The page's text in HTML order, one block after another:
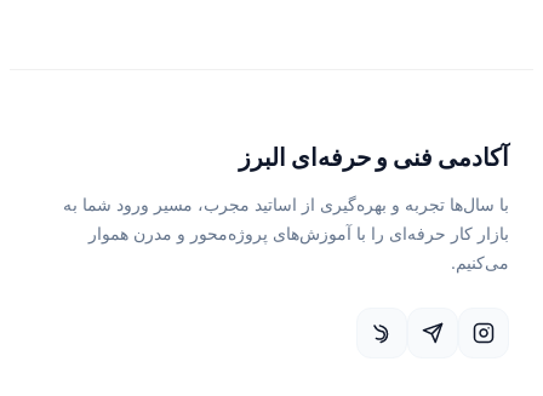
آکادمی فنی و حرفه‌ای البرز
با سال‌ها تجربه و بهره‌گیری از اساتید مجرب، مسیر ورود شما به
بازار کار حرفه‌ای را با آموزش‌های پروژه‌محور و مدرن هموار
می‌کنیم.